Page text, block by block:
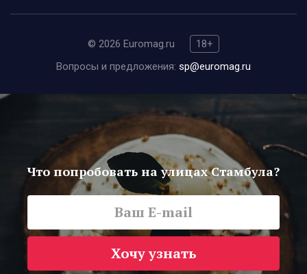
© 2026 Euromag.ru
18+
Вопросы и предложения: sp@euromag.ru
Что попробовать на улицах Стамбула?
Хочу узнать